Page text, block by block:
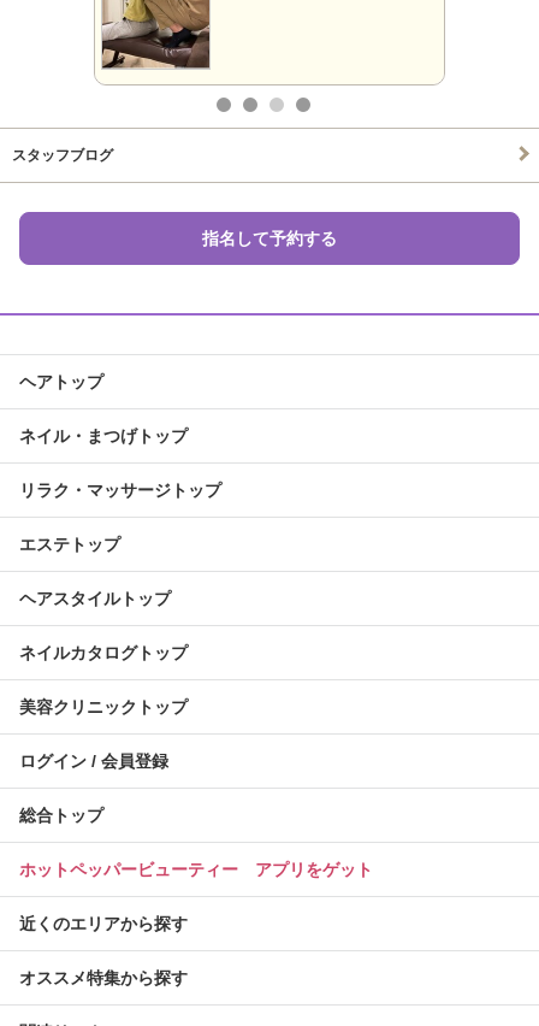
スタッフブログ
指名して予約する
ヘアトップ
ネイル・まつげトップ
リラク・マッサージトップ
エステトップ
ヘアスタイルトップ
ネイルカタログトップ
美容クリニックトップ
ログイン / 会員登録
総合トップ
ホットペッパービューティー アプリをゲット
近くのエリアから探す
オススメ特集から探す